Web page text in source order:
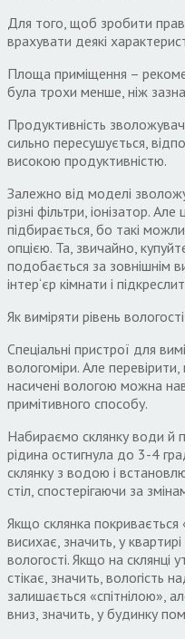
Для того щоб зробити
врахувати деякі
Площа приміщення –
була трохи менше ніж
Продуктивність
сильно пересушується
високою продуктивністю.
Залежно від моделі
різні фільтри іонізатор. Але
підбирається бо такі
опцією. Та звичайно
подобається за зовнішнім
інтер‘єр кімнати і
Як виміряти рівень
Спеціальні пристрої для
вологоміри. Але перевірити
насичені вологою можна
примітивного способу.
Набираємо склянку води й
рідина остигнула до 3-4
склянку з водою і
стіл спостерігаючи за
Якщо склянка
висихає значить у
вологості. Якщо на склянці
стікає значить вологість
залишається «спітнілою»
вниз значить у будинку